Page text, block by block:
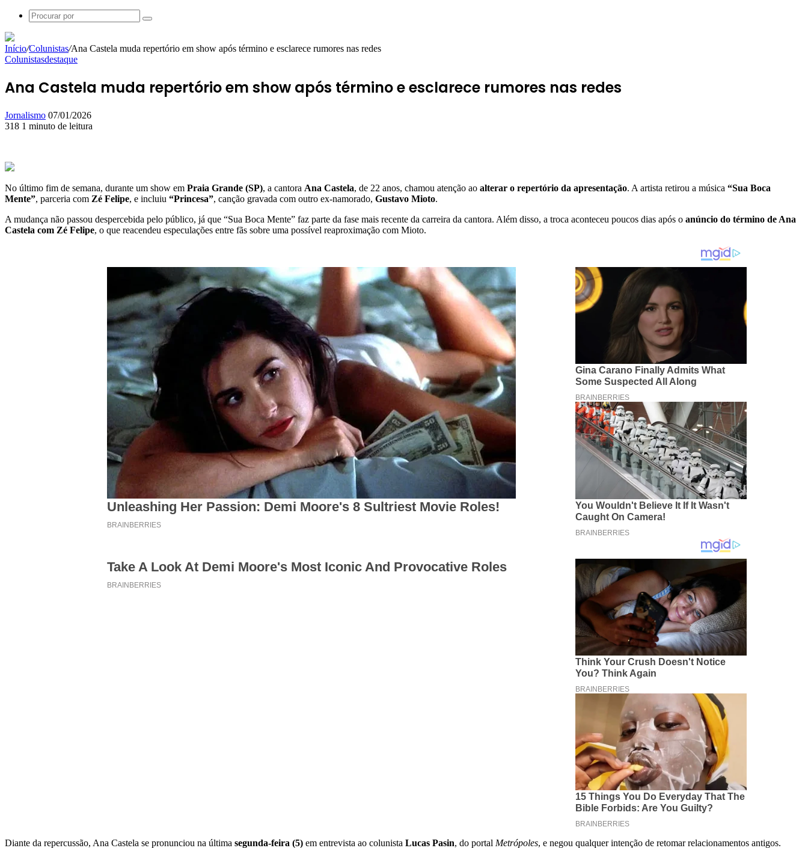
Procurar
Início/Colunistas/Ana Castela muda repertório em show após término e esclarece rumores nas redes
Colunistasdestaque
Ana Castela muda repertório em show após término e esclarece rumores nas redes
Jornalismo Mande
um
07/01/2026
318 1 minuto de leitura
No último fim de semana, durante um show em Praia Grande (SP), a cantora Ana Castela, de 22 anos, chamou atenção ao alterar o repertório da apresentação. A artista retirou a música “Sua Boca
Mente”, parceria com Zé Felipe, e incluiu “Princesa”, canção gravada com outro ex-namorado, Gustavo Mioto.
A mudança não passou despercebida pelo público, já que “Sua Boca Mente” faz parte da fase mais recente da carreira da cantora. Além disso, a troca aconteceu poucos dias após o anúncio do término de Ana
Castela com Zé Felipe, o que reacendeu especulações entre fãs sobre uma possível reaproximação com Mioto.
Diante da repercussão, Ana Castela se pronunciou na última segunda-feira (5) em entrevista ao colunista Lucas Pasin, do portal Metrópoles, e negou qualquer intenção de retomar relacionamentos antigos.